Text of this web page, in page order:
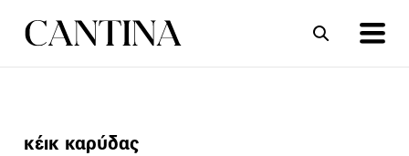
ΣΥΝΤΑΓΕΣ
κέικ καρύδας